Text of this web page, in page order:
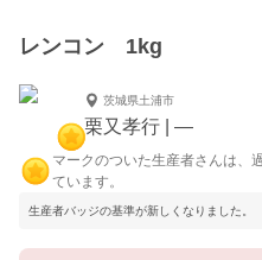
レンコン 1kg
茨城県土浦市
栗又孝行 | ―
マークのついた生産者さんは、
ています。
生産者バッジの基準が新しくなりました。